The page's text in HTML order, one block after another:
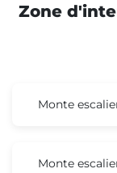
Zone
Monte
Monte